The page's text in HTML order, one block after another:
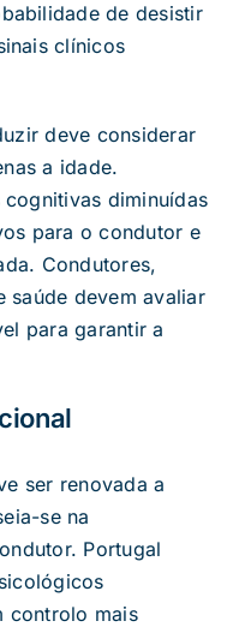
de desistir
clínicos
deve considerar
a idade.
diminuídas
para o condutor e
Condutores,
saúde devem avaliar
para garantir a
ser renovada a
se na
Portugal
controlo mais